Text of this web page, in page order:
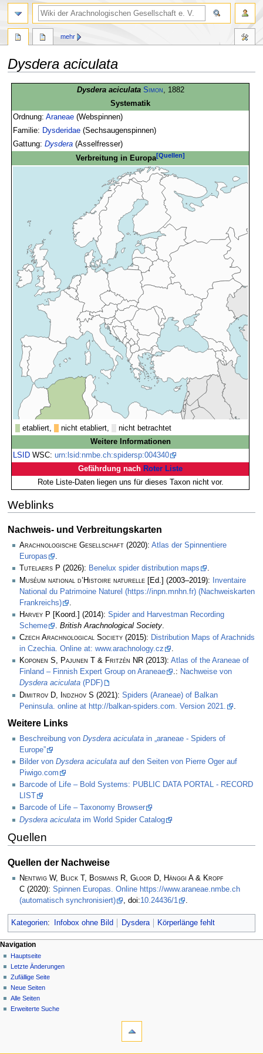
Dysdera aciculata
springen
springen
Dysdera aciculata Simon , 1882
Systematik
Ordnung:Araneae (Webspinnen)
Familie: Dysderidae (Sechsaugenspinnen)
Gattung:Dysdera (Asselfresser)
Verbreitung in Europa[Quellen]
etabliert, nicht etabliert,
nicht betrachtet
Weitere Informationen
LSID WSC:urn:lsid:nmbe.ch:spidersp:004340
Gefährdung nach Roter Liste
Rote Liste-Daten liegen uns für dieses Taxon nicht vor.
Weblinks
Nachweis- und Verbreitungskarten
Arachnologische Gesellschaft (2020): Atlas der Spinnentiere
Europas
.
Tutelaers P (2026): Benelux spider distribution maps
.
Muséum national d’Histoire naturelle [Ed.] (2003–2019):
Inventaire
National du Patrimoine Naturel (https://inpn.mnhn.fr) (Nachweiskarten
Frankreichs)
Harvey P [Koord.] (2014): Spider and Harvestman Recording
Scheme
. British Arachnological Society.
Czech Arachnological Society (2015): Distribution Maps of Arachnids
in Czechia. Online at: www.arachnology.cz
.
Koponen S, Pajunen T & Fritzén NR (2013): Atlas of the Araneae of
Finland – Finnish Expert Group on Araneae
.: Nachweise von
Dysdera aciculata (PDF)
Dimitrov D, Indzhov S (2021): Spiders (Araneae) of Balkan
Peninsula. online at http://balkan-spiders.com. Version 2021.
Weitere Links
Beschreibung von Dysdera aciculata in „araneae - Spiders of
Europe”
Bilder von Dysdera aciculata auf den Seiten von Pierre Oger auf
Piwigo.com
Barcode of Life – Bold Systems: PUBLIC DATA PORTAL - RECORD
LIST
Barcode of Life – Taxonomy Browser
Dysdera aciculata im World Spider Catalog
Quellen
Quellen der Nachweise
Nentwig W, Blick T, Bosmans R, Gloor D, Hänggi A & Kropf
C (2020): Spinnen Europas. Online https://www.araneae.nmbe.ch
(automatisch synchronisiert)
, doi:10.24436/1 .
Kategorien: Infobox ohne Bild Dysdera Körperlänge fehlt
mehr
Navigation
Hauptseite
Letzte Änderungen
Zufällige Seite
Neue Seiten
Alle Seiten
Erweiterte Suche